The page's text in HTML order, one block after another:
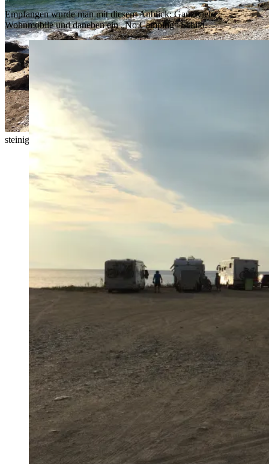
steinig
Empfangen wurde man mit diesem Anblick: Ganz viele
Wohnmobile und daneben ein „No Camping“ Schild.